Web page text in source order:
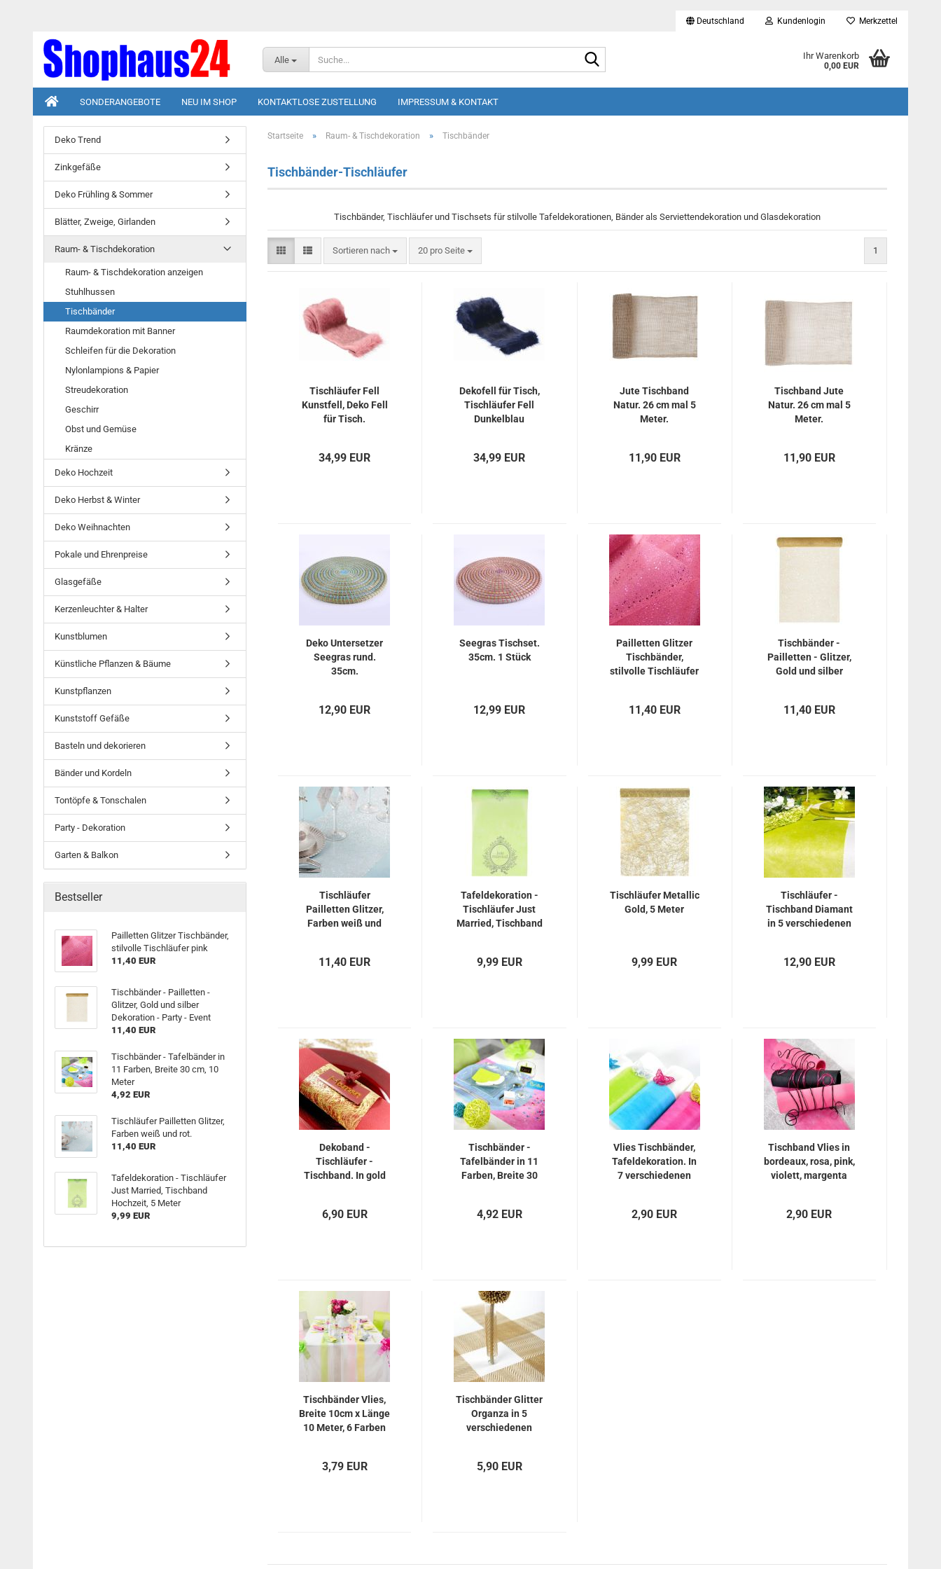
Deutschland Kundenlogin Merkzettel
Alle Ihr Warenkorb
0,00 EUR
SONDERANGEBOTE NEU IM SHOP KONTAKTLOSE ZUSTELLUNG IMPRESSUM & KONTAKT
Startseite » Raum- & Tischdekoration » Tischbänder
Tischbänder-Tischläufer
Tischbänder, Tischläufer und Tischsets für stilvolle Tafeldekorationen, Bänder als Serviettendekoration und Glasdekoration
Sortieren nach
Sortieren nach 20 pro Seite
pro Seite 1
Tischläufer Fell
Kunstfell, Deko Fell
für Tisch.
34,99 EUR
Dekofell für Tisch,
Tischläufer Fell
Dunkelblau
34,99 EUR
Jute Tischband
Natur. 26 cm mal 5
Meter.
11,90 EUR
Tischband Jute
Natur. 26 cm mal 5
Meter.
11,90 EUR
Deko Untersetzer
Seegras rund.
35cm.
12,90 EUR
Seegras Tischset.
35cm. 1 Stück
12,99 EUR
Pailletten Glitzer
Tischbänder,
stilvolle Tischläufer
11,40 EUR
Tischbänder -
Pailletten - Glitzer,
Gold und silber
11,40 EUR
Tischläufer
Pailletten Glitzer,
Farben weiß und
11,40 EUR
Tafeldekoration -
Tischläufer Just
Married, Tischband
9,99 EUR
Tischläufer Metallic
Gold, 5 Meter
9,99 EUR
Tischläufer -
Tischband Diamant
in 5 verschiedenen
12,90 EUR
Dekoband -
Tischläufer -
Tischband. In gold
und Schleifenband
6,90 EUR
Tischbänder -
Tafelbänder in 11
Farben, Breite 30
4,92 EUR
Vlies Tischbänder,
Tafeldekoration. In
7 verschiedenen
2,90 EUR
Tischband Vlies in
bordeaux, rosa, pink,
violett, margenta
2,90 EUR
Tischbänder Vlies,
Breite 10cm x Länge
10 Meter, 6 Farben
3,79 EUR
Tischbänder Glitter
Organza in 5
verschiedenen
5,90 EUR
Deko Trend
Zinkgefäße
Deko Frühling & Sommer
Blätter, Zweige, Girlanden
Raum- & Tischdekoration
Raum- & Tischdekoration anzeigen
Stuhlhussen
Tischbänder
Raumdekoration mit Banner
Schleifen für die Dekoration
Nylonlampions & Papier
Streudekoration
Geschirr
Obst und Gemüse
Kränze
Deko Hochzeit
Deko Herbst & Winter
Deko Weihnachten
Pokale und Ehrenpreise
Glasgefäße
Kerzenleuchter & Halter
Kunstblumen
Künstliche Pflanzen & Bäume
Kunstpflanzen
Kunststoff Gefäße
Basteln und dekorieren
Bänder und Kordeln
Tontöpfe & Tonschalen
Party - Dekoration
Garten & Balkon
Bestseller
Pailletten Glitzer Tischbänder,
stilvolle Tischläufer pink
11,40 EUR
Tischbänder - Pailletten -
Glitzer, Gold und silber
Dekoration - Party - Event
11,40 EUR
Tischbänder - Tafelbänder in
11 Farben, Breite 30 cm, 10
Meter
4,92 EUR
Tischläufer Pailletten Glitzer,
Farben weiß und rot.
11,40 EUR
Tafeldekoration - Tischläufer
Just Married, Tischband
Hochzeit, 5 Meter
9,99 EUR